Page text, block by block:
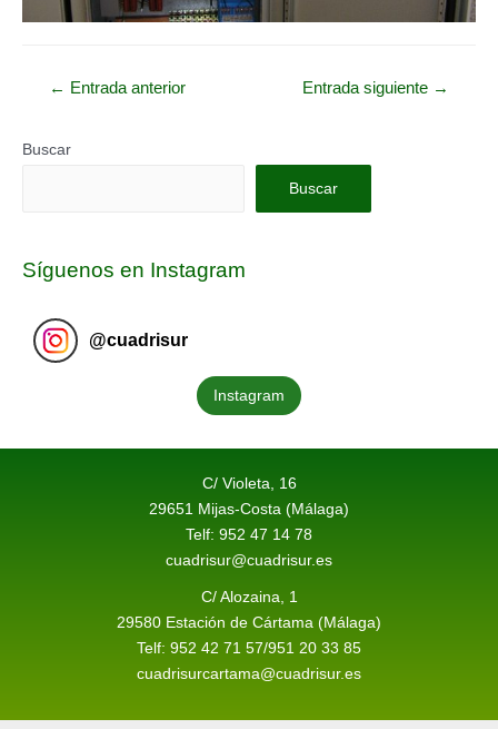
Navegación
← Entrada anterior Entrada siguiente →
Buscar
Buscar
Síguenos en Instagram
@cuadrisur
Instagram
C/ Violeta, 16
29651 Mijas-Costa (Málaga)
Telf: 952 47 14 78
cuadrisur@cuadrisur.es
C/ Alozaina, 1
29580 Estación de Cártama (Málaga)
Telf: 952 42 71 57/951 20 33 85
cuadrisurcartama@cuadrisur.es